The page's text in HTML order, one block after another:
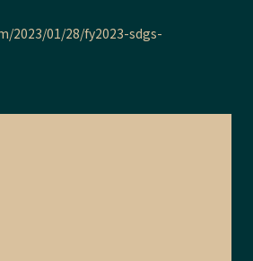
2023/01/28/fy2023-sdgs-